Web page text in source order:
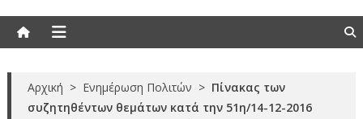
Αρχική > Ενημέρωση Πολιτών > Πίνακας των
συζητηθέντων θεμάτων κατά την 51η/14-12-2016